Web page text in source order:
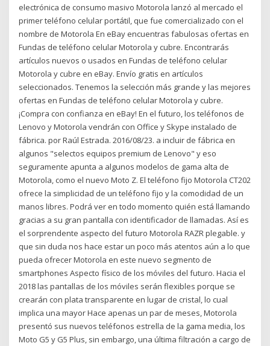
electrónica de consumo masivo Motorola lanzó al mercado el
primer teléfono celular portátil, que fue comercializado con el
nombre de Motorola En eBay encuentras fabulosas ofertas en
Fundas de teléfono celular Motorola y cubre. Encontrarás
artículos nuevos o usados en Fundas de teléfono celular
Motorola y cubre en eBay. Envío gratis en artículos
seleccionados. Tenemos la selección más grande y las mejores
ofertas en Fundas de teléfono celular Motorola y cubre.
¡Compra con confianza en eBay! En el futuro, los teléfonos de
Lenovo y Motorola vendrán con Office y Skype instalado de
fábrica. por Raúl Estrada. 2016/08/23. a incluir de fábrica en
algunos "selectos equipos premium de Lenovo" y eso
seguramente apunta a algunos modelos de gama alta de
Motorola, como el nuevo Moto Z. El teléfono fijo Motorola CT202
ofrece la simplicidad de un teléfono fijo y la comodidad de un
manos libres. Podrá ver en todo momento quién está llamando
gracias a su gran pantalla con identificador de llamadas. Así es
el sorprendente aspecto del futuro Motorola RAZR plegable. y
que sin duda nos hace estar un poco más atentos aún a lo que
pueda ofrecer Motorola en este nuevo segmento de
smartphones Aspecto físico de los móviles del futuro. Hacia el
2018 las pantallas de los móviles serán flexibles porque se
crearán con plata transparente en lugar de cristal, lo cual
implica una mayor Hace apenas un par de meses, Motorola
presentó sus nuevos teléfonos estrella de la gama media, los
Moto G5 y G5 Plus, sin embargo, una última filtración a cargo de